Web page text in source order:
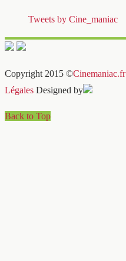
Tweets by Cine_maniac
Copyright 2015 ©Cinemaniac.fr
Légales Designed by
Back to Top